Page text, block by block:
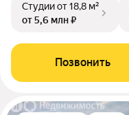
Студииот 18,8 м²
от 5,6 млн ₽
Позвонить